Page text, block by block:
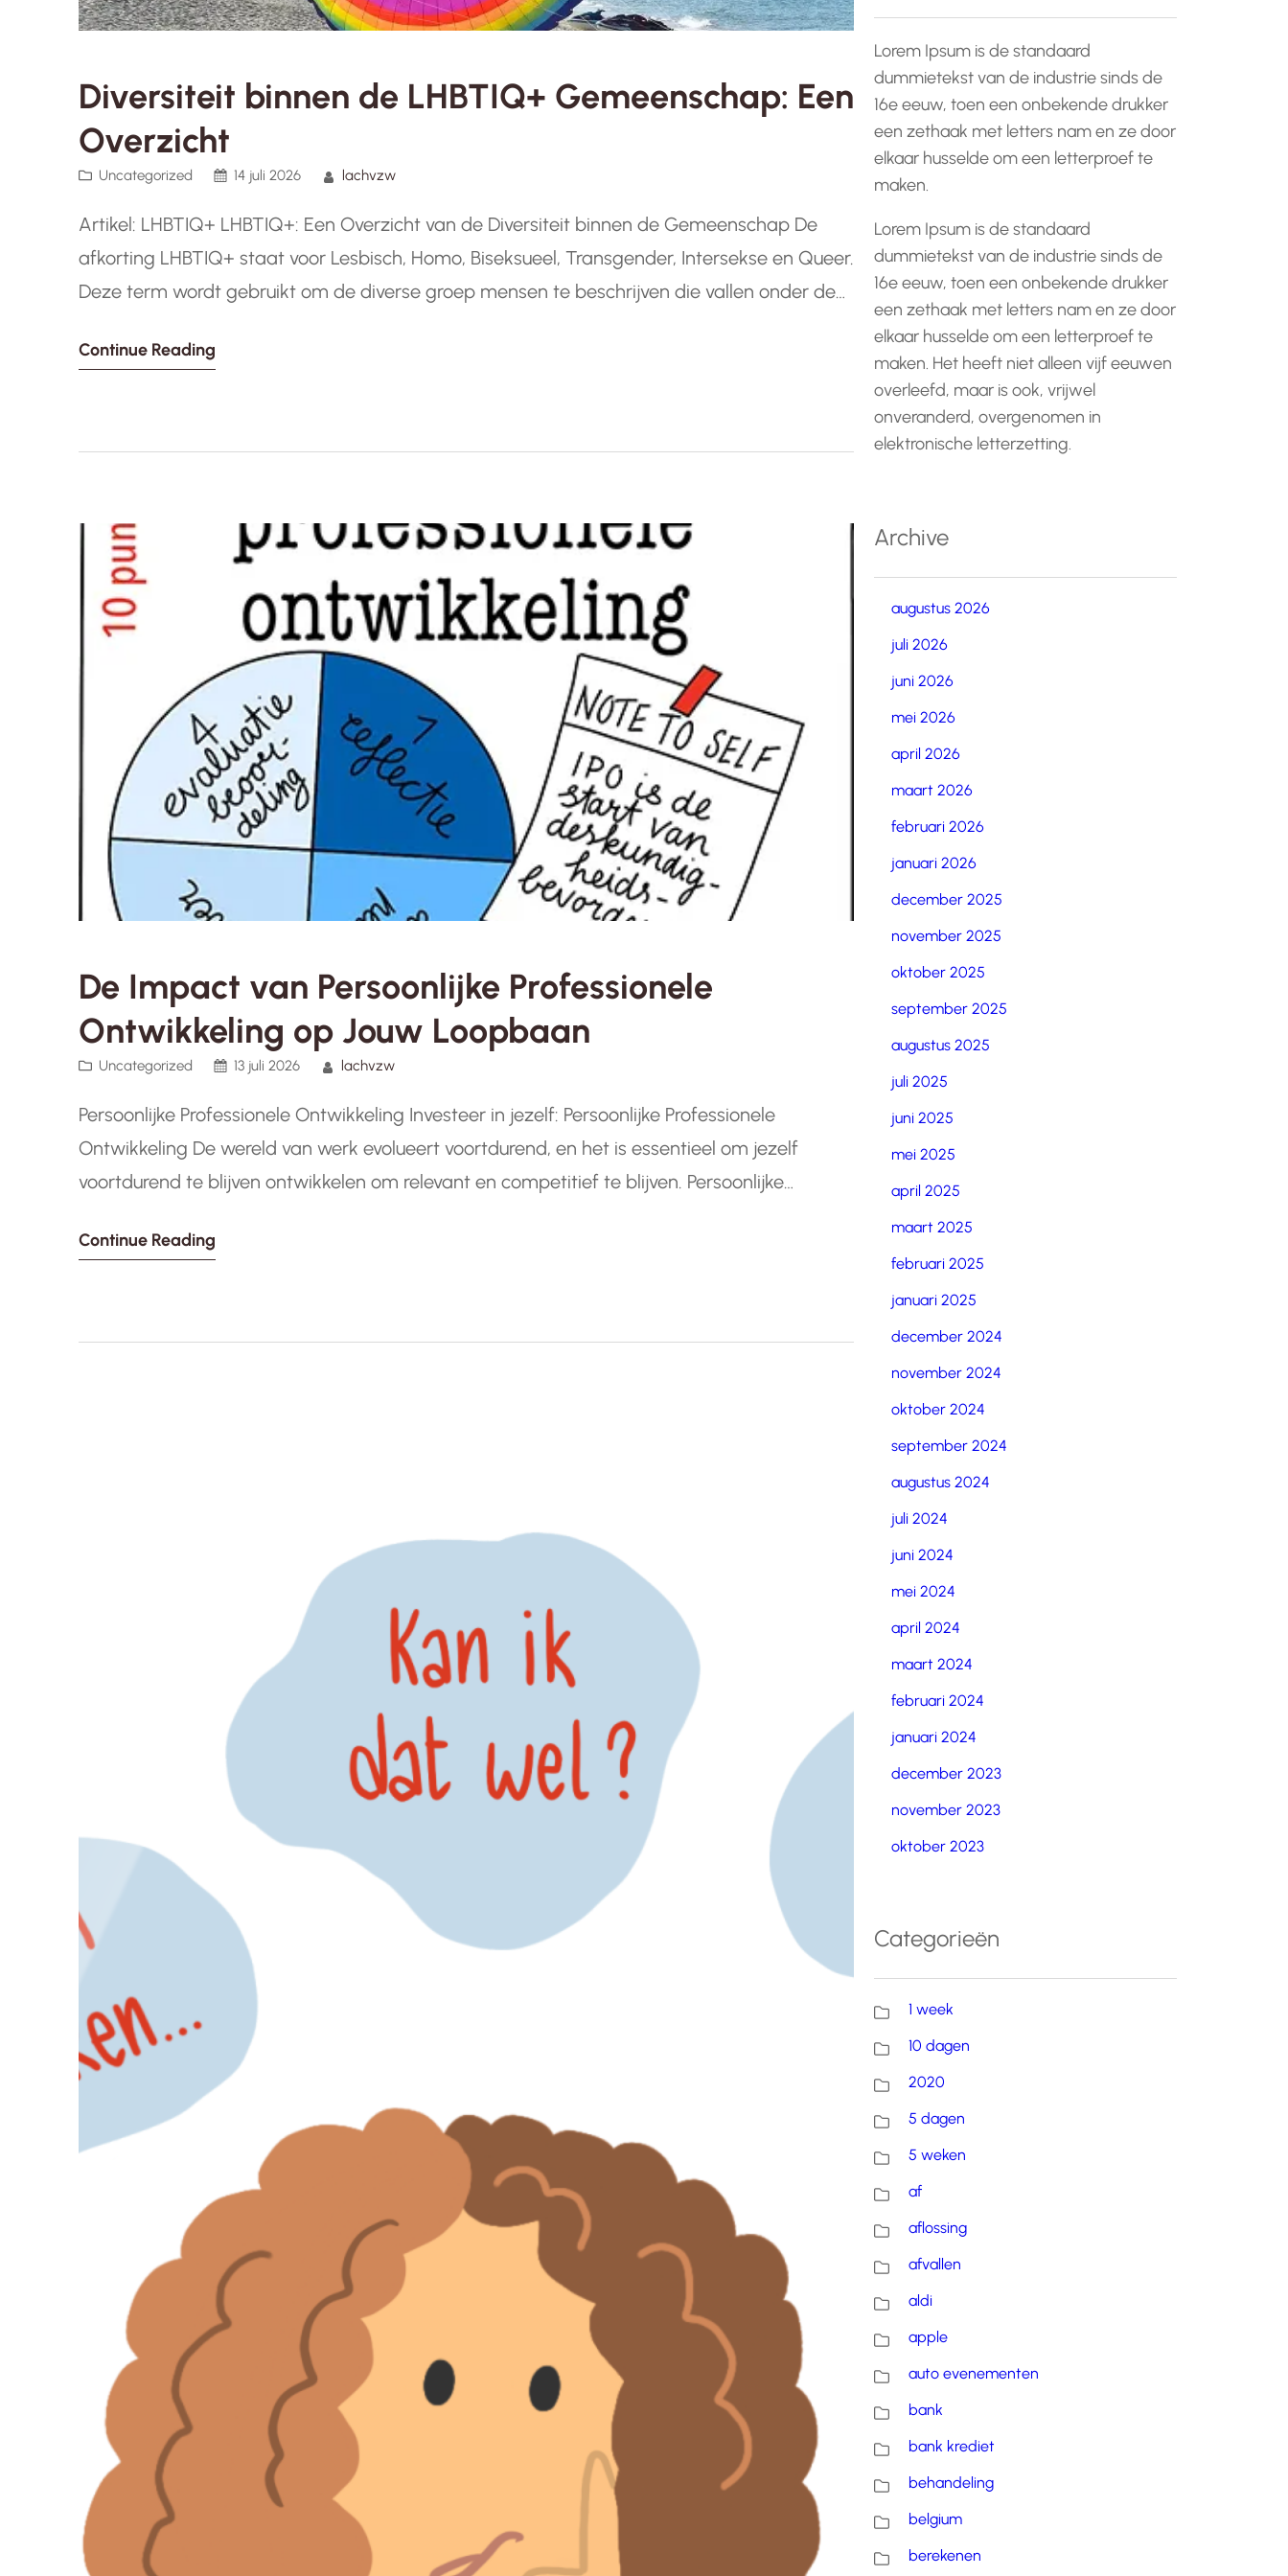
Diversiteit binnen de LHBTIQ+ Gemeenschap: Een
Overzicht
Uncategorized 14 juli 2026 lachvzw
Artikel: LHBTIQ+ LHBTIQ+: Een Overzicht van de Diversiteit binnen de Gemeenschap De
afkorting LHBTIQ+ staat voor Lesbisch, Homo, Biseksueel, Transgender, Intersekse en Queer.
Deze term wordt gebruikt om de diverse groep mensen te beschrijven die vallen onder de
vertegenwoordigt een unieke identiteit binnen…
Continue Reading
De Impact van Persoonlijke Professionele
Ontwikkeling op Jouw Loopbaan
Uncategorized 13 juli 2026 lachvzw
Persoonlijke Professionele Ontwikkeling Investeer in jezelf: Persoonlijke Professionele
Ontwikkeling De wereld van werk evolueert voortdurend, en het is essentieel om jezelf
voortdurend te blijven ontwikkelen om relevant en competitief te blijven. Persoonlijke
verbetert, kennis vergroot en groeit als professional. Waarom is persoonlijke professionele
Continue Reading
Lorem Ipsum is de standaard
dummietekst van de industrie sinds de
16e eeuw, toen een onbekende drukker
een zethaak met letters nam en ze door
elkaar husselde om een letterproef te
maken.
Lorem Ipsum is de standaard
dummietekst van de industrie sinds de
16e eeuw, toen een onbekende drukker
een zethaak met letters nam en ze door
elkaar husselde om een letterproef te
maken. Het heeft niet alleen vijf eeuwen
overleefd, maar is ook, vrijwel
onveranderd, overgenomen in
elektronische letterzetting.
Archive
augustus 2026
juli 2026
juni 2026
mei 2026
april 2026
maart 2026
februari 2026
januari 2026
december 2025
november 2025
oktober 2025
september 2025
augustus 2025
juli 2025
juni 2025
mei 2025
april 2025
maart 2025
februari 2025
januari 2025
december 2024
november 2024
oktober 2024
september 2024
augustus 2024
juli 2024
juni 2024
mei 2024
april 2024
maart 2024
februari 2024
januari 2024
december 2023
november 2023
oktober 2023
Categorieën
1 week
10 dagen
2020
5 dagen
5 weken
af
aflossing
afvallen
aldi
apple
auto evenementen
bank
bank krediet
behandeling
belgium
berekenen